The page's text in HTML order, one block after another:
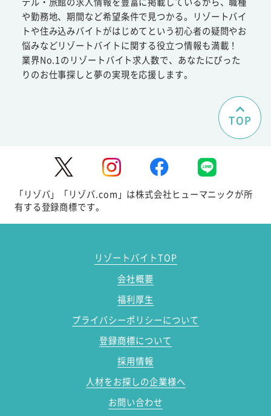
や勤務地、期間など希望条件で見つかる。リゾートバイ
トや住み込みバイトがはじめてという初心者の疑問やお
悩みなどリゾートバイトに関する役立つ情報も満載！
業界No.1のリゾートバイト求人数で、あなたにぴった
りのお仕事探しと夢の実現を応援します。
TOP
「リゾバ」「リゾバ.com」は株式会社ヒューマニックが所
有する登録商標です。
リゾートバイトTOP
会社概要
福利厚生
プライバシーポリシーについて
登録商標について
採用情報
人材をお探しの企業様へ
お問い合わせ